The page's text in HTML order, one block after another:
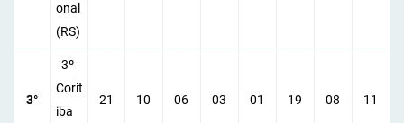
onal
(RS)
3°
3º
Corit
iba
21 10 06 03 01 19 08 11